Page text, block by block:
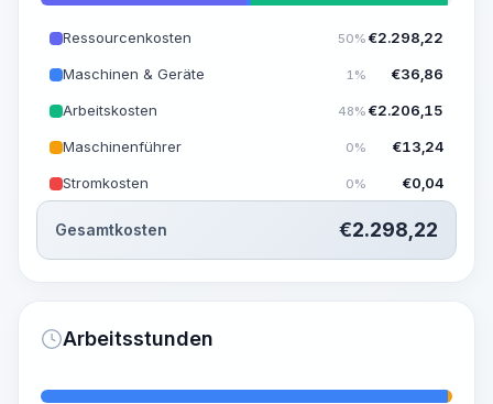
Ressourcenkosten 50% €2.298,22
Maschinen & Geräte 1% €36,86
Arbeitskosten 48% €2.206,15
Maschinenführer 0% €13,24
Stromkosten 0% €0,04
Gesamtkosten €2.298,22
Arbeitsstunden